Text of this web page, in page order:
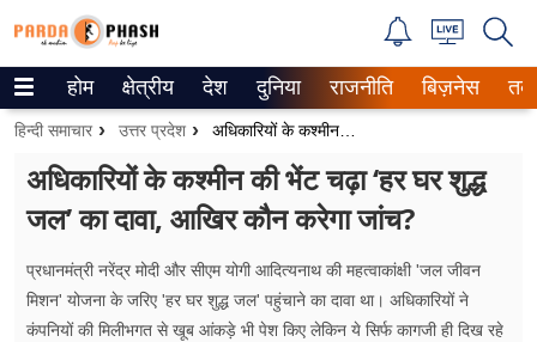
Trending on Google News
ePaper
वेब स्टोरीज
उत्तर प्रदेश
गैलरी
होम क्षेत्रीय देश दुनिया राजनीति बिज़नेस
हिन्दी समाचार उत्तर प्रदेश
अधिकारियों के कश्मीन की भेंट चढ़ा ‘हर घर शुद्ध
जल’ का दावा, आखिर कौन करेगा जांच?
प्रधानमंत्री नरेंद्र मोदी और सीएम योगी आदित्यनाथ की महत्वाकांक्षी 'जल जीवन
मिशन' योजना के जरिए 'हर घर शुद्ध जल' पहुंचाने का दावा था। अधिकारियों ने
कंपनियों की मिलीभगत से खूब आंकड़े भी पेश किए लेकिन ये सिर्फ कागजी ही दिख रहे